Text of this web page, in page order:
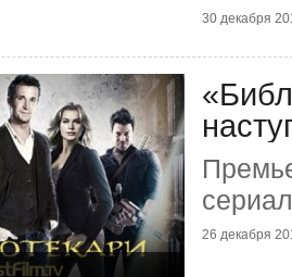
30 декабря
26 декабря